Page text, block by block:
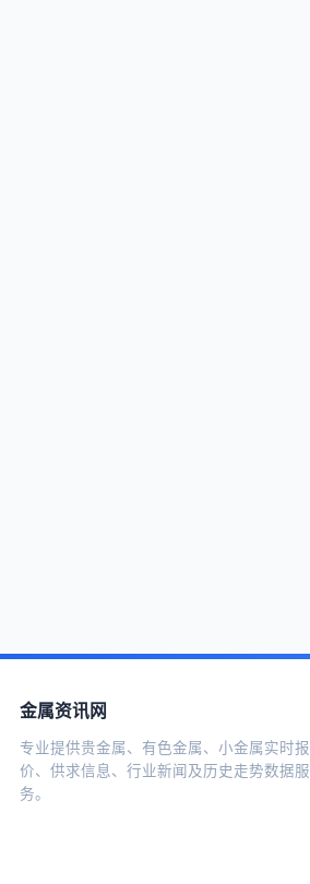
金属资讯网
专业提供贵金属、有色金属、小金属实时报
价、供求信息、行业新闻及历史走势数据服
务。